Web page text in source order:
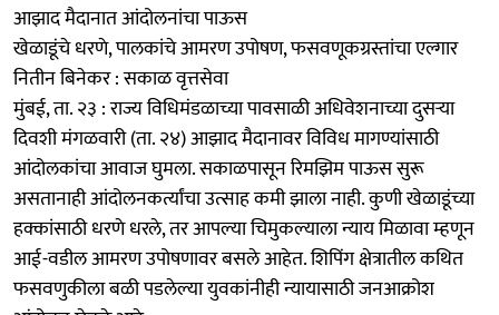
आझाद मैदानात आंदोलनांचा पाऊस
खेळाडूंचे धरणे, पालकांचे आमरण उपोषण, फसवणूकग्रस्तांचा एल्गार
नितीन बिनेकर : सकाळ वृत्तसेवा
मुंबई, ता. २३ : राज्य विधिमंडळाच्या पावसाळी अधिवेशनाच्या दुसऱ्या
दिवशी मंगळवारी (ता. २४) आझाद मैदानावर विविध मागण्यांसाठी
आंदोलकांचा आवाज घुमला. सकाळपासून रिमझिम पाऊस सुरू
असतानाही आंदोलनकर्त्यांचा उत्साह कमी झाला नाही. कुणी खेळाडूंच्या
हक्कांसाठी धरणे धरले, तर आपल्या चिमुकल्याला न्याय मिळावा म्हणून
आई-वडील आमरण उपोषणावर बसले आहेत. शिपिंग क्षेत्रातील कथित
फसवणुकीला बळी पडलेल्या युवकांनीही न्यायासाठी जनआक्रोश